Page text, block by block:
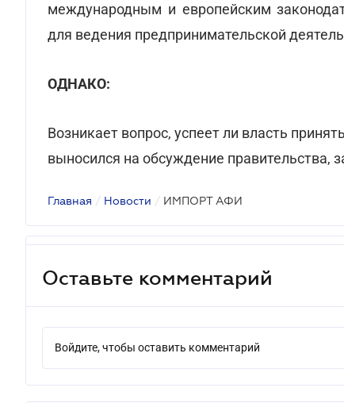
международным и европейским
для ведения предпринимательской
ОДНАКО:
Возникает вопрос, успеет ли власть
выносился на обсуждение правительства,
Главная / Новости / ИМПОРТ АФИ
Оставьте комментарий
Войдите, чтобы оставить комментарий